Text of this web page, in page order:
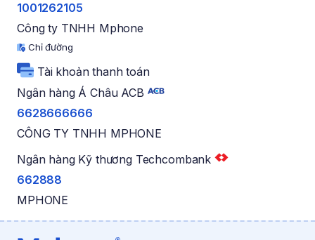
1001262105
Công ty TNHH Mphone
Chỉ đường
Tài khoản thanh toán
Ngân hàng Á Châu ACB
6628666666
CÔNG TY TNHH MPHONE
Ngân hàng Kỹ thương Techcombank
662888
MPHONE